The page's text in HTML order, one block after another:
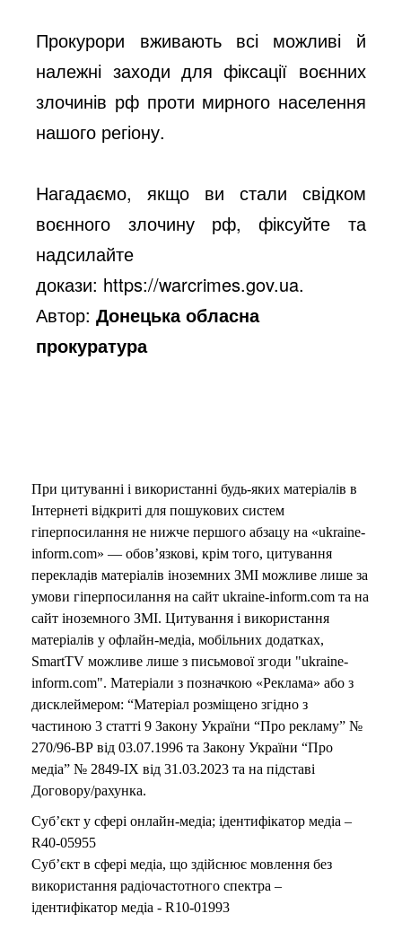
Прокурори вживають всі можливі й
належні заходи для фіксації воєнних
злочинів рф проти мирного населення
нашого регіону.
Нагадаємо, якщо ви стали свідком
воєнного злочину рф, фіксуйте та
надсилайте
докази: https://warcrimes.gov.ua.
Автор:Донецька обласна
прокуратура
При цитуванні і використанні будь-яких матеріалів в
Інтернеті відкриті для пошукових систем
гіперпосилання не нижче першого абзацу на «ukraine-
inform.com» — обов’язкові, крім того, цитування
перекладів матеріалів іноземних ЗМІ можливе лише за
умови гіперпосилання на сайт ukraine-inform.com та на
сайт іноземного ЗМІ. Цитування і використання
матеріалів у офлайн-медіа, мобільних додатках,
SmartTV можливе лише з письмової згоди "ukraine-
inform.com". Матеріали з позначкою «Реклама» або з
дисклеймером: “Матеріал розміщено згідно з
частиною 3 статті 9 Закону України “Про рекламу” №
270/96-ВР від 03.07.1996 та Закону України “Про
медіа” № 2849-IX від 31.03.2023 та на підставі
Договору/рахунка.
Суб’єкт у сфері онлайн-медіа; ідентифікатор медіа –
R40-05955
Суб’єкт в сфері медіа, що здійснює мовлення без
використання радіочастотного спектра –
ідентифікатор медіа - R10-01993